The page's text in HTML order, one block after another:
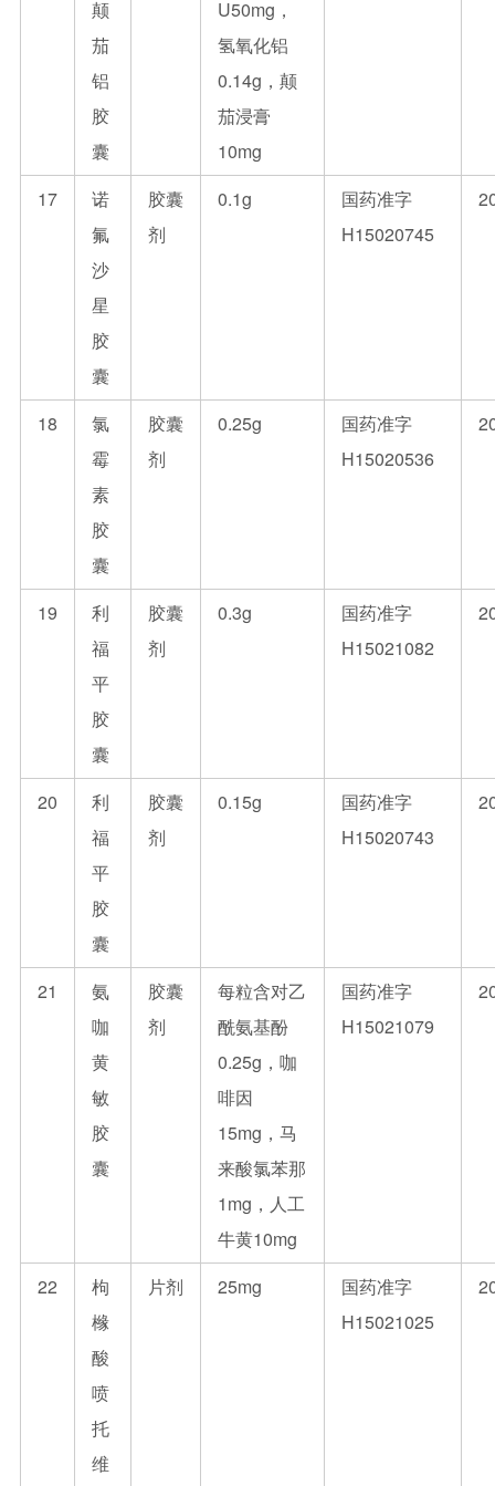
颠
茄
铝
胶
囊
U50mg，
氢氧化铝
0.14g，颠
茄浸膏
10mg
17
诺
氟
沙
星
胶
囊
胶囊
剂
0.1g
国药准字
H15020745
18
氯
霉
素
胶
囊
胶囊
剂
0.25g
国药准字
H15020536
19
利
福
平
胶
囊
胶囊
剂
0.3g
国药准字
H15021082
20
利
福
平
胶
囊
胶囊
剂
0.15g
国药准字
H15020743
21
氨
咖
黄
敏
胶
囊
胶囊
剂
每粒含对乙
酰氨基酚
0.25g，咖
啡因
15mg，马
来酸氯苯那
1mg，人工
牛黄10mg
国药准字
H15021079
22
枸
橼
酸
喷
托
维
片剂 25mg
国药准字
H15021025